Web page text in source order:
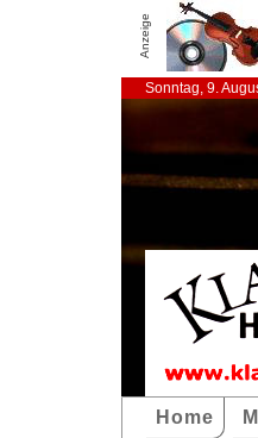
Anzeige
Sonntag, 9.
Home